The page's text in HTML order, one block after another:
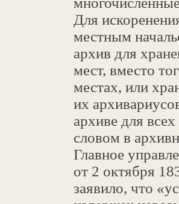
Для
местным
архив для
мест, вместо
местах, или
их
архиве для
словом в
Главное
от 2 октября
заявило, что